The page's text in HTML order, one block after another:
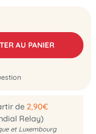
AU PANIER
de 2,90€
Relay)
et Luxembourg